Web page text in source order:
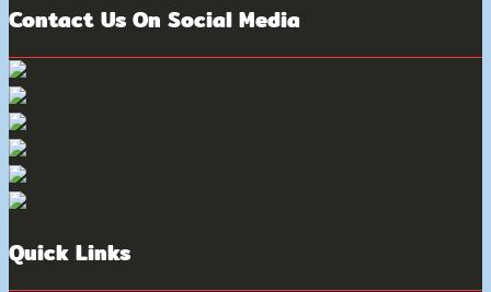
Contact Us On Social Media
Quick Links